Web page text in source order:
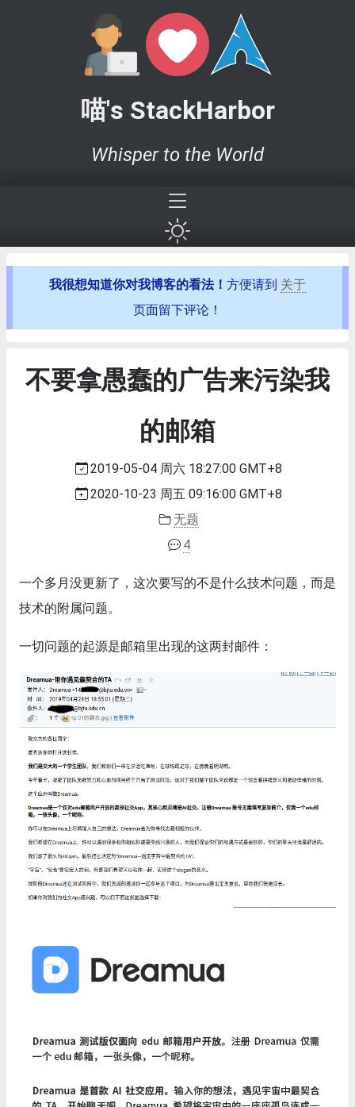
喵's StackHarbor
Whisper to the World
我很想知道你对我博客的看法！ 方便请到 关于
页面留下评论！
不要拿愚蠢的广告来污染我
的邮箱
2019-05-04 周六 18:27:00 GMT+8
2020-10-23 周五 09:16:00 GMT+8
无题
4
一个多月没更新了，这次要写的不是什么技术问题，而是
技术的附属问题。
一切问题的起源是邮箱里出现的这两封邮件：